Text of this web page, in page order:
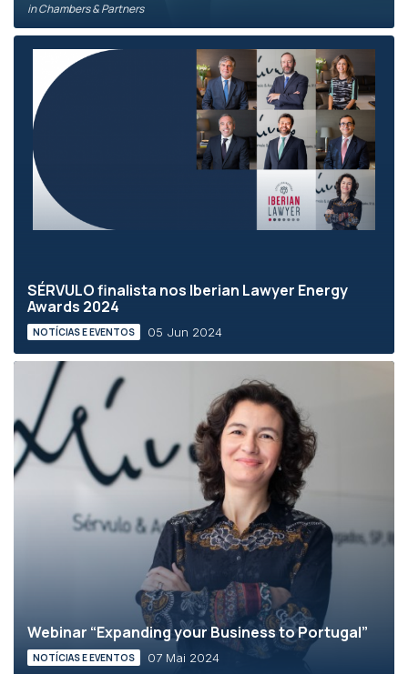
in Chambers & Partners
SÉRVULO finalista nos Iberian Lawyer Energy
Awards 2024
NOTÍCIAS E EVENTOS 05 Jun 2024
Webinar “Expanding your Business to Portugal”
NOTÍCIAS E EVENTOS 07 Mai 2024